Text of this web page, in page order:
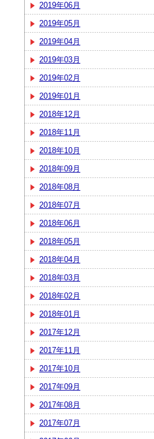
2019年06月
2019年05月
2019年04月
2019年03月
2019年02月
2019年01月
2018年12月
2018年11月
2018年10月
2018年09月
2018年08月
2018年07月
2018年06月
2018年05月
2018年04月
2018年03月
2018年02月
2018年01月
2017年12月
2017年11月
2017年10月
2017年09月
2017年08月
2017年07月